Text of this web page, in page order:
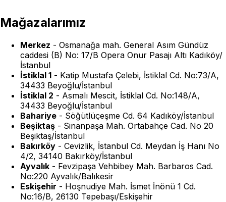
Mağazalarımız
Merkez - Osmanağa mah. General Asım Gündüz
caddesi (B) No: 17/B Opera Onur Pasajı Altı Kadıköy/
İstanbul
İstiklal 1 - Katip Mustafa Çelebi, İstiklal Cd. No:73/A,
34433 Beyoğlu/İstanbul
İstiklal 2 - Asmalı Mescit, İstiklal Cd. No:148/A,
34433 Beyoğlu/İstanbul
Bahariye - Söğütlüçeşme Cd. 64 Kadıköy/İstanbul
Beşiktaş - Sinanpaşa Mah. Ortabahçe Cad. No 20
Beşiktaş/İstanbul
Bakırköy - Cevizlik, İstanbul Cd. Meydan İş Hanı No
4/2, 34140 Bakırköy/İstanbul
Ayvalık - Fevzipaşa Vehbibey Mah. Barbaros Cad.
No:220 Ayvalık/Balıkesir
Eskişehir - Hoşnudiye Mah. İsmet İnönü 1 Cd.
No:16/B, 26130 Tepebaşı/Eskişehir